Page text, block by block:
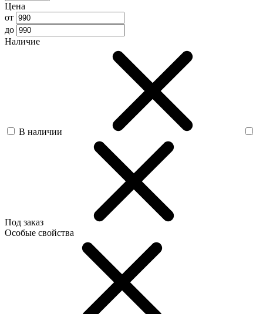
Цена
от
до
Наличие
В наличии
Под заказ
Особые свойства